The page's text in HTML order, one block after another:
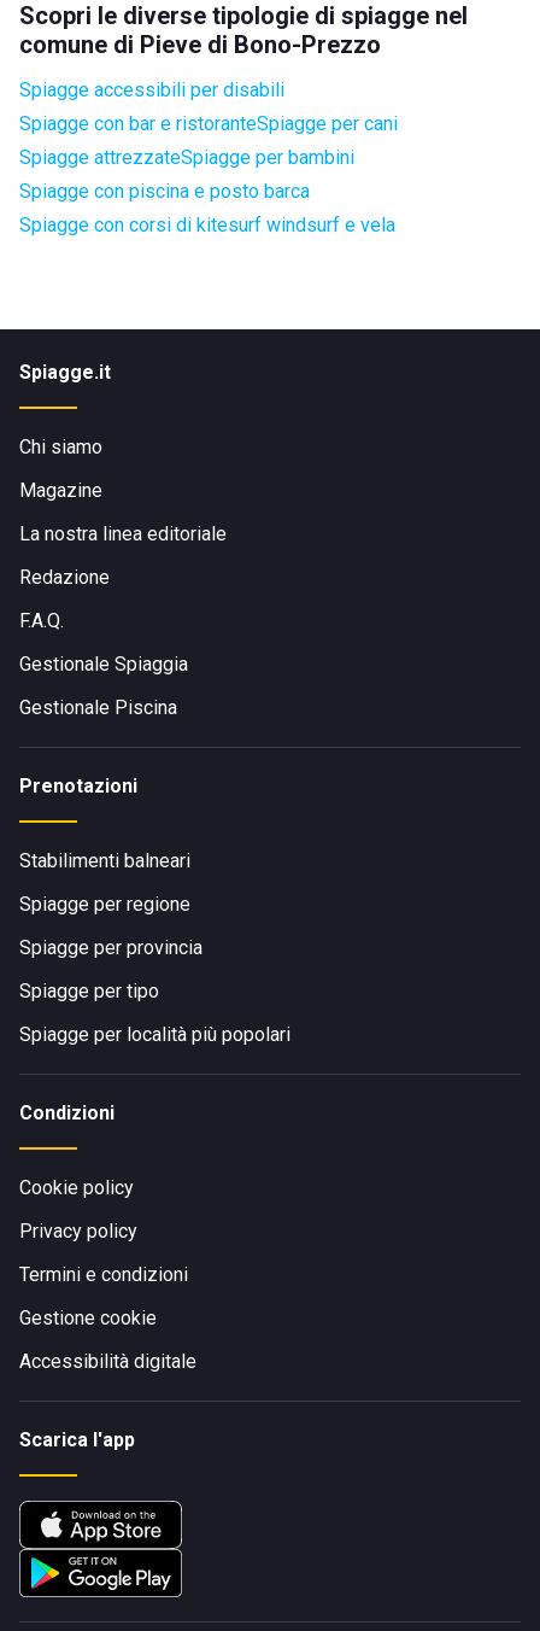
Scopri le diverse tipologie di spiagge nel
comune di Pieve di Bono-Prezzo
Spiagge accessibili per disabili
Spiagge con bar e ristoranteSpiagge per cani
Spiagge attrezzateSpiagge per bambini
Spiagge con piscina e posto barca
Spiagge con corsi di kitesurf windsurf e vela
Spiagge.it
Chi siamo
Magazine
La nostra linea editoriale
Redazione
F.A.Q.
Gestionale Spiaggia
Gestionale Piscina
Prenotazioni
Stabilimenti balneari
Spiagge per regione
Spiagge per provincia
Spiagge per tipo
Spiagge per località più popolari
Condizioni
Cookie policy
Privacy policy
Termini e condizioni
Gestione cookie
Accessibilità digitale
Scarica l'app